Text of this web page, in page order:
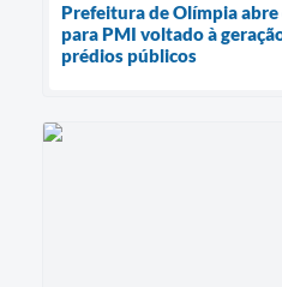
Prefeitura de Olímpia
para PMI voltado à
prédios públicos